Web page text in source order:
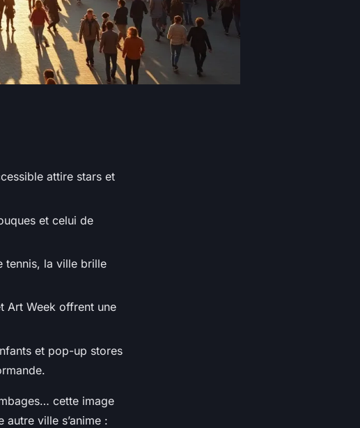
attire stars et
et celui de
tennis, la ville brille
Art Week offrent une
et pop-up stores
cette image
ville s’anime :